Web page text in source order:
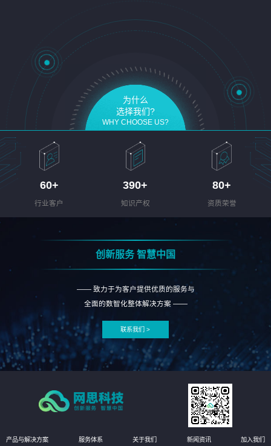
为什么
选择我们?
WHY CHOOSE US?
60+
行业客户
390+
知识产权
80+
资质荣誉
创新服务 智慧中国
—— 致力于为客户提供优质的服务与
全面的数智化整体解决方案 ——
联系我们 >
产品与解决方案 服务体系 关于我们 新闻资讯 加入我们